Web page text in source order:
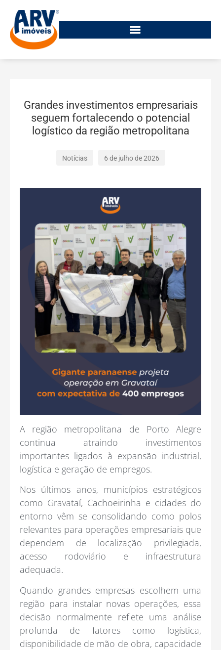
Grandes investimentos empresariais
seguem fortalecendo o potencial
logístico da região metropolitana
Notícias 6 de julho de 2026
A região metropolitana de Porto Alegre
continua atraindo investimentos
importantes ligados à expansão industrial,
logística e geração de empregos.
Nos últimos anos, municípios estratégicos
como Gravataí, Cachoeirinha e cidades do
entorno vêm se consolidando como polos
relevantes para operações empresariais que
dependem de localização privilegiada,
acesso rodoviário e infraestrutura
adequada.
Quando grandes empresas escolhem uma
região para instalar novas operações, essa
decisão normalmente reflete uma análise
profunda de fatores como logística,
disponibilidade de mão de obra, capacidade